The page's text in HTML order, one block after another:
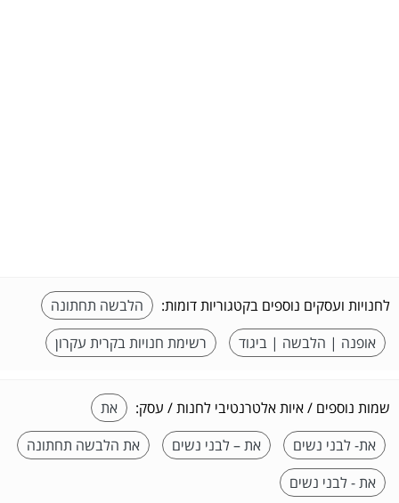
לחנויות ועסקים נוספים בקטגוריות דומות:
הלבשה תחתונה
אופנה | הלבשה | ביגוד
רשימת חנויות בקרית עקרון
שמות נוספים / איות אלטרנטיבי לחנות / עסק:
את
את- לבני נשים
את – לבני נשים
את הלבשה תחתונה
את - לבני נשים